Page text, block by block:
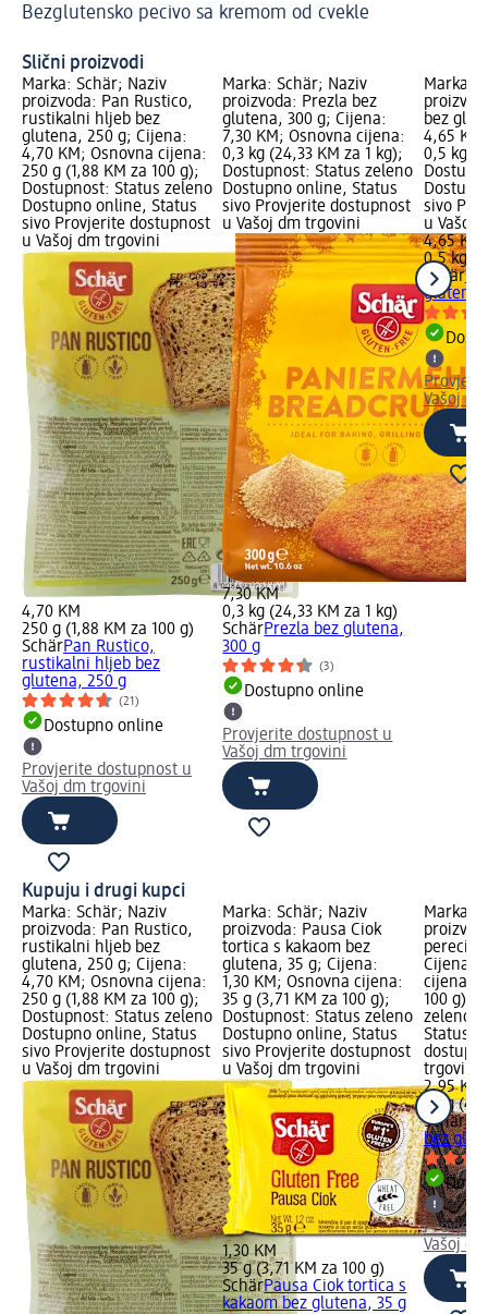
Bezglutensko pecivo sa kremom od cvekle
Slični proizvodi
Marka: Schär; Naziv
proizvoda: Pan Rustico,
rustikalni hljeb bez
glutena, 250 g; Cijena:
4,70 KM; Osnovna cijena:
250 g (1,88 KM za 100 g);
Dostupnost: Status zeleno
Dostupno online, Status
sivo Provjerite dostupnost
u Vašoj dm trgovini
4,70 KM
250 g (1,88 KM za 100 g)
SchärPan Rustico,
rustikalni hljeb bez
glutena, 250 g
(21)
Dostupno online
Provjerite dostupnost u
Vašoj dm trgovini
Marka: Schär; Naziv
proizvoda: Prezla bez
glutena, 300 g; Cijena:
7,30 KM; Osnovna cijena:
0,3 kg (24,33 KM za 1 kg);
Dostupnost: Status zeleno
Dostupno online, Status
sivo Provjerite dostupnost
u Vašoj dm trgovini
7,30 KM
0,3 kg (24,33 KM za 1 kg)
SchärPrezla bez glutena,
300 g
(3)
Dostupno online
Provjerite dostupnost u
Vašoj dm trgovini
Marka:
bez
4,65
0,5 kg
sivo
u Vašoj
4,65 KM
0,5 kg
Schär
glutena,
Vašoj
Kupuju i drugi kupci
Marka: Schär; Naziv
proizvoda: Pan Rustico,
rustikalni hljeb bez
glutena, 250 g; Cijena:
4,70 KM; Osnovna cijena:
250 g (1,88 KM za 100 g);
Dostupnost: Status zeleno
Dostupno online, Status
sivo Provjerite dostupnost
u Vašoj dm trgovini
Marka: Schär; Naziv
proizvoda: Pausa Ciok
tortica s kakaom bez
glutena, 35 g; Cijena:
1,30 KM; Osnovna cijena:
35 g (3,71 KM za 100 g);
Dostupnost: Status zeleno
Dostupno online, Status
sivo Provjerite dostupnost
u Vašoj dm trgovini
1,30 KM
35 g (3,71 KM za 100 g)
SchärPausa Ciok tortica s
kakaom bez glutena, 35 g
Marka:
pereci
Cijena:
cijena:
100 g);
zeleno
Status
trgovini
2,95 KM
60 g
Schär
bez
Vašoj